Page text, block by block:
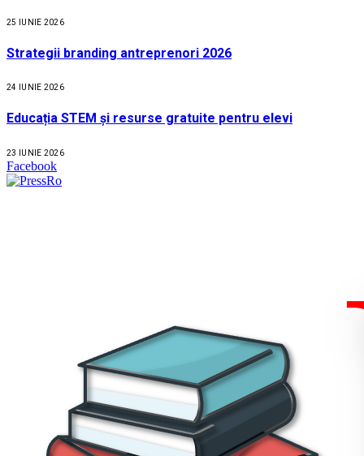
25 IUNIE 2026
Strategii branding antreprenori 2026
24 IUNIE 2026
Educația STEM și resurse gratuite pentru elevi
23 IUNIE 2026
Facebook